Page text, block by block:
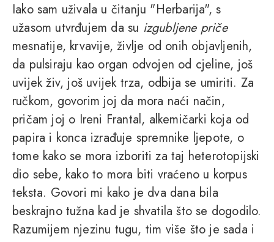
Iako sam uživala u čitanju "Herbarija", s
užasom utvrđujem da su izgubljene priče
mesnatije, krvavije, življe od onih objavljenih,
da pulsiraju kao organ odvojen od cjeline, još
uvijek živ, još uvijek trza, odbija se umiriti. Za
ručkom, govorim joj da mora naći način,
pričam joj o Ireni Frantal, alkemičarki koja od
papira i konca izrađuje spremnike ljepote, o
tome kako se mora izboriti za taj heterotopijski
dio sebe, kako to mora biti vraćeno u korpus
teksta. Govori mi kako je dva dana bila
beskrajno tužna kad je shvatila što se dogodilo.
Razumijem njezinu tugu, tim više što je sada i